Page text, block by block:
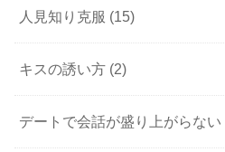
人見知り克服 (15)
キスの誘い方 (2)
デートで会話が盛り上がらない